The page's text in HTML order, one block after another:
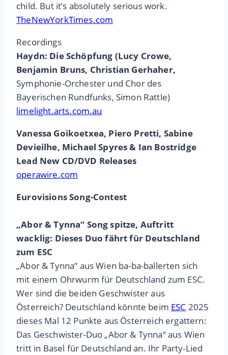
child. But it’s absolutely serious work.
TheNewYorkTimes.com
Recordings
Haydn: Die Schöpfung (Lucy Crowe,
Benjamin Bruns, Christian Gerhaher,
Symphonie-Orchester und Chor des
Bayerischen Rundfunks, Simon Rattle)
limelight.arts.com.au
Vanessa Goikoetxea, Piero Pretti, Sabine
Devieilhe, Michael Spyres & Ian Bostridge
Lead New CD/DVD Releases
operawire.com
Eurovisions Song-Contest
„Abor & Tynna“ Song spitze, Auftritt
wacklig: Dieses Duo fährt für Deutschland
zum ESC
„Abor & Tynna“ aus Wien ba-ba-ballerten sich
mit einem Ohrwurm für Deutschland zum ESC.
Wer sind die beiden Geschwister aus
Österreich? Deutschland könnte beim ESC 2025
dieses Mal 12 Punkte aus Österreich ergattern:
Das Geschwister-Duo „Abor & Tynna“ aus Wien
tritt in Basel für Deutschland an. Ihr Party-Lied